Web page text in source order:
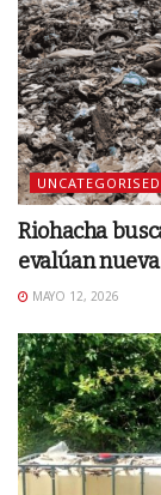
UNCATEGORISED
Riohacha
evalúan
MAYO 12, 2026